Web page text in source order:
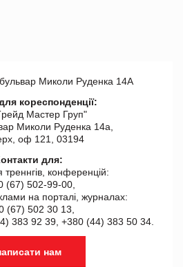
Миколи Руденка 14А
кореспонденції:
Мастер Груп"
Миколи Руденка 14а,
оф 121, 03194
для:
конференцій:
(67) 502-99-00,
на порталі, журналах:
(67) 502 30 13,
383 92 39, +380 (44) 383 50 34.
нам